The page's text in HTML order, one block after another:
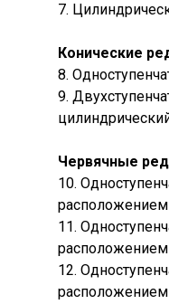
7.
Конические
8.
9.
Червячные
10.
11.
12.